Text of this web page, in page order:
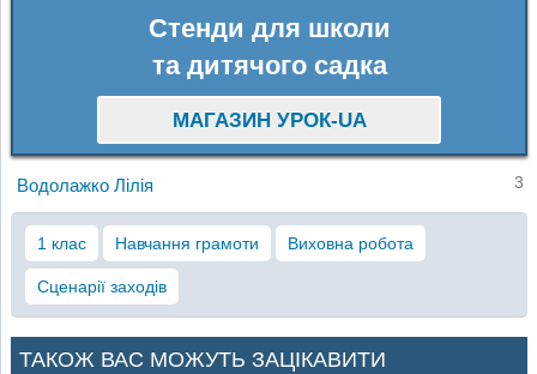
Стенди для школи
та дитячого садка
МАГАЗИН УРОК-UA
Водолажко Лілія 3
1 клас Навчання грамоти Виховна робота
Сценарії заходів
ТАКОЖ ВАС МОЖУТЬ ЗАЦІКАВИТИ